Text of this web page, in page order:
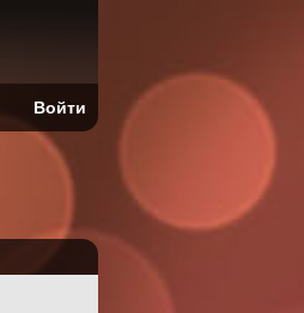
Войти